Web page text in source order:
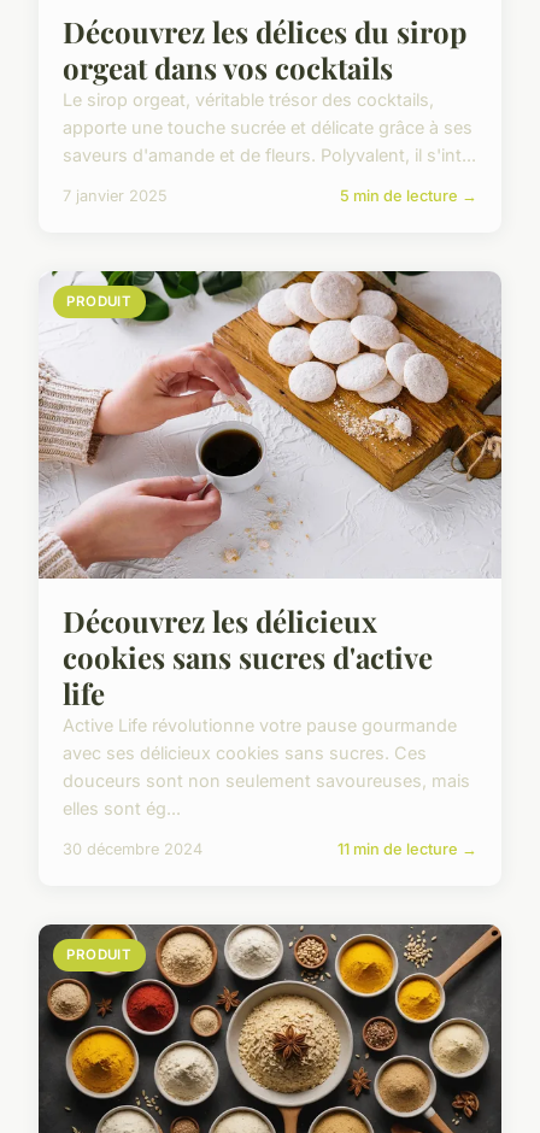
Découvrez les délices du sirop
orgeat dans vos cocktails
Le sirop orgeat, véritable trésor des cocktails,
apporte une touche sucrée et délicate grâce à ses
saveurs d'amande et de fleurs. Polyvalent, il s'int...
7 janvier 2025 5 min de lecture →
PRODUIT
Découvrez les délicieux
cookies sans sucres d'active
life
Active Life révolutionne votre pause gourmande
avec ses délicieux cookies sans sucres. Ces
douceurs sont non seulement savoureuses, mais
elles sont ég...
30 décembre 2024 11 min de lecture →
PRODUIT